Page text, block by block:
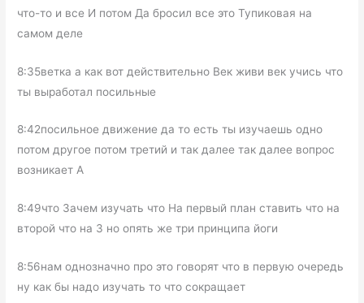
что-то и все И потом Да бросил все это Тупиковая на
самом деле
8:35ветка а как вот действительно Век живи век учись что
ты выработал посильные
8:42посильное движение да то есть ты изучаешь одно
потом другое потом третий и так далее так далее вопрос
возникает А
8:49что Зачем изучать что На первый план ставить что на
второй что на 3 но опять же три принципа йоги
8:56нам однозначно про это говорят что в первую очередь
ну как бы надо изучать то что сокращает